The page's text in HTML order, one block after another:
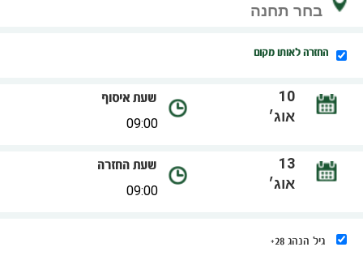
החזרה לאותו מקום
שעת איסוף
שעת החזרה
גיל הנהג 28+